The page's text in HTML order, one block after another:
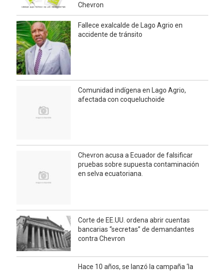
Chevron
Fallece exalcalde de Lago Agrio en
accidente de tránsito
Comunidad indígena en Lago Agrio,
afectada con coqueluchoide
Chevron acusa a Ecuador de falsificar
pruebas sobre supuesta contaminación
en selva ecuatoriana.
Corte de EE.UU. ordena abrir cuentas
bancarias “secretas” de demandantes
contra Chevron
Hace 10 años, se lanzó la campaña ‘la